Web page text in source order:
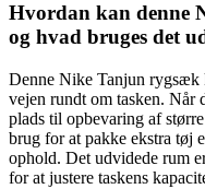
Hvordan kan denne
og hvad bruges det
Denne Nike Tanjun rygsæk
vejen rundt om tasken. Når
plads til opbevaring af
brug for at pakke ekstra tøj
ophold. Det udvidede rum
for at justere taskens